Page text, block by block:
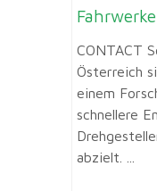
Fahrwerke
CONTACT
Österreich
einem
schnellere
abzielt. ...